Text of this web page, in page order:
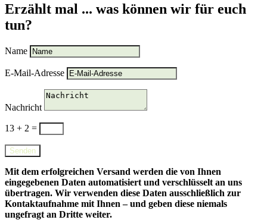
Erzählt mal ... was können wir für euch
tun?
Name
E-Mail-Adresse
Nachricht
13 + 2 =
Senden
Mit dem erfolgreichen Versand werden die von Ihnen
eingegebenen Daten automatisiert und verschlüsselt an uns
übertragen. Wir verwenden diese Daten ausschließlich zur
Kontaktaufnahme mit Ihnen – und geben diese niemals
ungefragt an Dritte weiter.